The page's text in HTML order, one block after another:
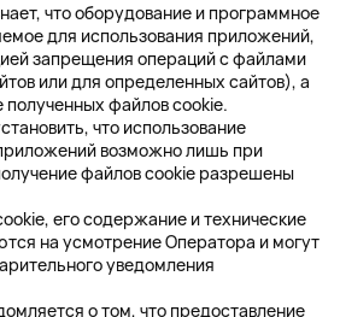
что оборудование и программное
для использования приложений,
запрещения операций с файлами
или для определенных сайтов), а
файлов cookie.
что использование
возможно лишь при
файлов cookie разрешены
его содержание и технические
на усмотрение Оператора и могут
уведомления
о том, что предоставление